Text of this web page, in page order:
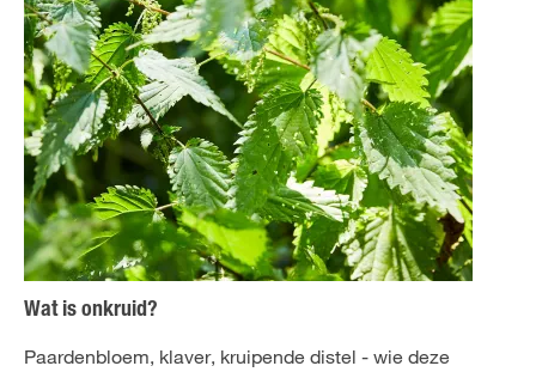
Wat is onkruid?
Paardenbloem, klaver, kruipende distel - wie deze